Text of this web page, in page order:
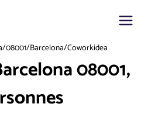
/08001/Barcelona/Coworkidea
08001,